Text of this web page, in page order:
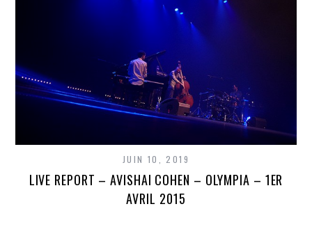
JUIN 10, 2019
LIVE REPORT – AVISHAI COHEN – OLYMPIA – 1ER
AVRIL 2015